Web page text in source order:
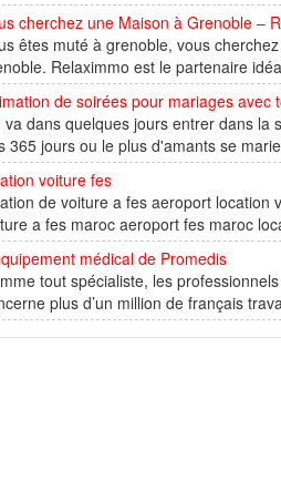
cherchez une Maison à Grenoble –
êtes muté à grenoble, vous
Relaximmo est le partenaire
de soirées pour mariages avec
va dans quelques jours entrer dans la
365 jours ou le plus d'amants se
voiture fes
de voiture a fes aeroport location
a fes maroc aeroport fes maroc
médical de Promedis
tout spécialiste, les
plus d’un million de français